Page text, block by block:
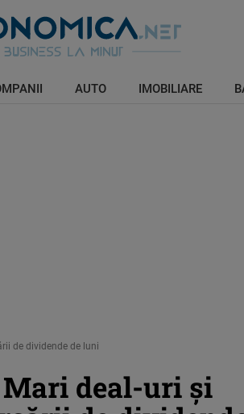
AUTO IMOBILIARE
de dividende de luni
Mari deal-uri şi